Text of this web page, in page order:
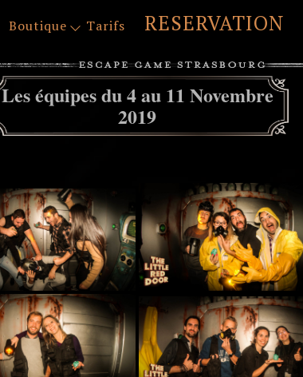
Boutique Tarifs RESERVATION
Les équipes du 4 au 11 Novembre
2019